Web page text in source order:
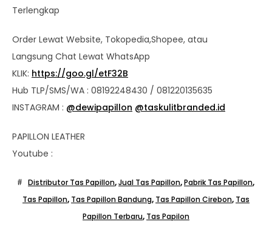
Terlengkap
Order Lewat Website, Tokopedia,Shopee, atau
Langsung Chat Lewat WhatsApp
KLIK: https://goo.gl/etF32B
Hub TLP/SMS/WA : 08192248430 / 081220135635
INSTAGRAM : @dewipapillon @taskulitbranded.id
PAPILLON LEATHER
Youtube :
Distributor Tas Papillon,Jual Tas Papillon,Pabrik Tas Papillon,
Tas Papillon, Tas Papillon Bandung, Tas Papillon Cirebon, Tas
Papillon Terbaru, Tas Papilon